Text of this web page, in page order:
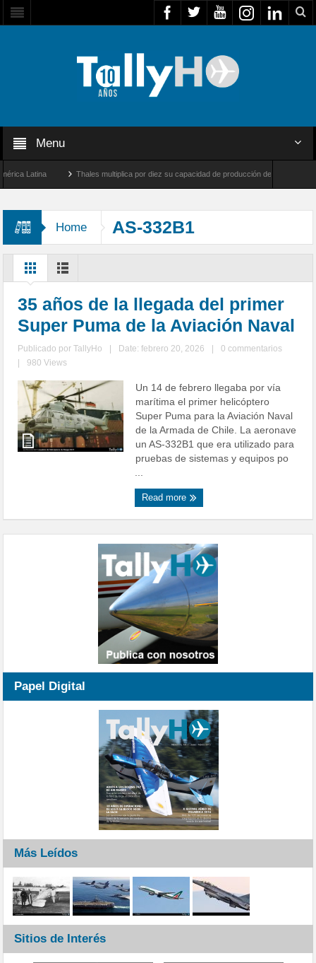
Menu
Latina Thales multiplica por diez su capacidad de producción de radares en Brasil
Home AS-332B1
35 años de la llegada del primer
Super Puma de la Aviación Naval
Publicado porTallyHo Date: febrero 20, 2026
0 commentarios
980 Views
Un 14 de febrero llegaba por vía
marítima el primer helicóptero
Super Puma para la Aviación Naval
de la Armada de Chile. La aeronave
un AS-332B1 que era utilizado para
pruebas de sistemas y equipos po
...
Read more
Papel Digital
Más Leídos
Sitios de Interés